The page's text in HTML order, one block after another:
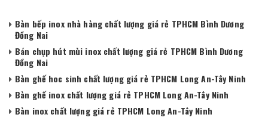
Bàn bếp inox nhà hàng chất lượng giá rẻ TPHCM Bình Dương
Đồng Nai
Bán chụp hút mùi inox chất lượng giá rẻ TPHCM Bình Dương
Đồng Nai
Bàn ghế hoc sinh chất lượng giá rẻ TPHCM Long An-Tây Ninh
Bàn ghế inox chất lượng giá rẻ TPHCM Long An-Tây Ninh
Bàn inox chất lượng giá rẻ TPHCM Long An-Tây Ninh